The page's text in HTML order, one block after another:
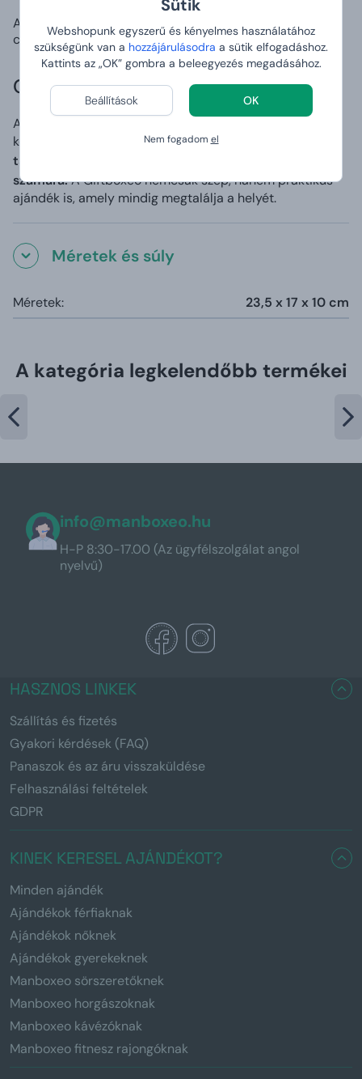
Sütik
Webshopunk egyszerű és kényelmes használatához
szükségünk van a hozzájárulásodra a sütik elfogadáshoz.
Kattints az „OK” gombra a beleegyezés megadásához.
Beállítások OK
Nem fogadom el
Az ajándékozó mindig emlékezni fog Önre, és mosolyt
csal az arcára.
Giftboxeo mint praktikus segítő
A mágneses záródásnak és az okos kialakításnak
köszönhetően
a doboz a kicsomagolás után stílusos
tárolóhelyként is használható az apróságok
számára.A Giftboxeo nemcsak szép, hanem praktikus
ajándék is, amely mindig megtalálja a helyét.
Méretek és súly
Méretek: 23,5 x 17 x 10 cm
A kategória legkelendőbb termékei
info@manboxeo.hu
H-P 8:30-17.00 (Az ügyfélszolgálat angol
nyelvű)
HASZNOS LINKEK
Szállítás és fizetés
Gyakori kérdések (FAQ)
Panaszok és az áru visszaküldése
Felhasználási feltételek
GDPR
KINEK KERESEL AJÁNDÉKOT?
Minden ajándék
Ajándékok férfiaknak
Ajándékok nőknek
Ajándékok gyerekeknek
Manboxeo sörszeretőknek
Manboxeo horgászoknak
Manboxeo kávézóknak
Manboxeo fitnesz rajongóknak